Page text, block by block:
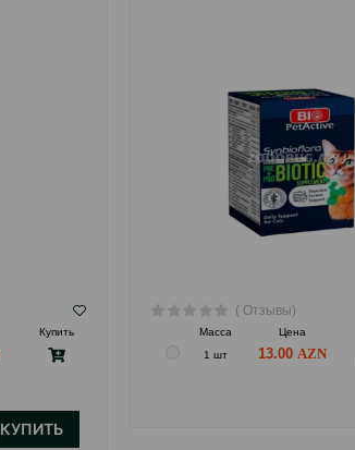
Купить
КУПИТЬ
( Отзывы)
Масса Цена
1 шт
13.00